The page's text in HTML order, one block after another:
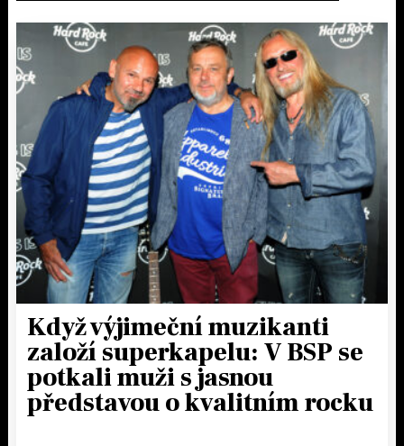
Když výjimeční muzikanti
založí superkapelu: V BSP se
potkali muži s jasnou
představou o kvalitním rocku